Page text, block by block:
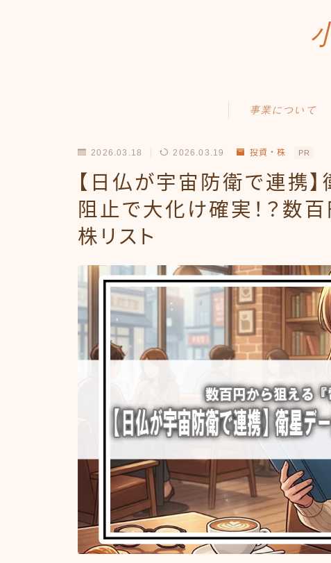
事業について
トラブル事例
出品ノウハウ
Yahoo出品
メルカリ販売
2026.03.18 2026.03.19 投資・株 PR
【日仏が宇宙防衛で連携
阻止で大化け確実！？数
株リスト